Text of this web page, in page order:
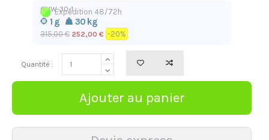
QHW-30-1
1 g 30 kg
315,00 € 252,00 € -20%
Expédition 48/72h
Quantité :